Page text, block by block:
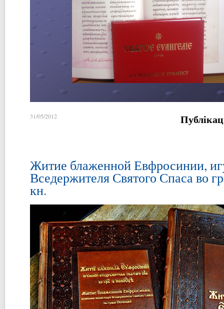
31/05/2012
Житие блаженной Евфросинии,
Вседержителя Святого Спаса во
кн.